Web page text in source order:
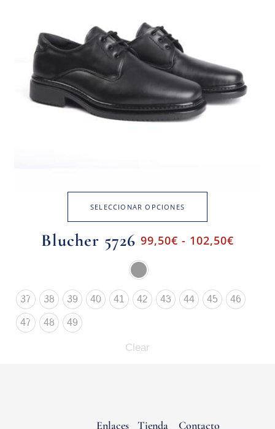
SELECCIONAR OPCIONES
Blucher 5726 99,50€ - 102,50€
37 38 39 40 41 42 43 44 45 46
47 48 49
Clear
Tienda
Enlaces
Contacto